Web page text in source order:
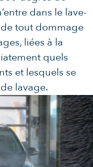
dans le lave-
tout dommage
liées à la
quels
et lesquels se
lavage.